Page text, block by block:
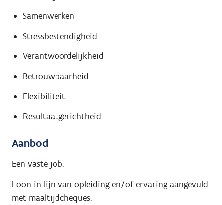
Samenwerken
Stressbestendigheid
Verantwoordelijkheid
Betrouwbaarheid
Flexibiliteit
Resultaatgerichtheid
Aanbod
Een vaste job.
Loon in lijn van opleiding en/of ervaring aangevuld
met maaltijdcheques.